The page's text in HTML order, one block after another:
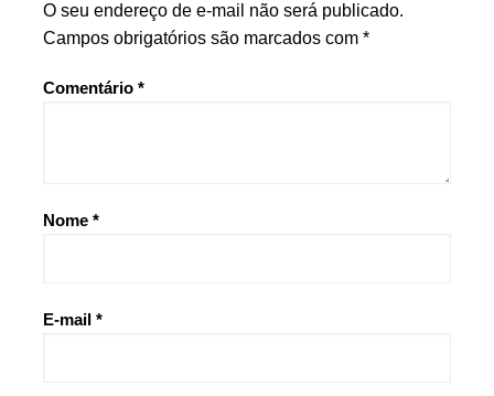
O seu endereço de e-mail não será publicado.
Campos obrigatórios são marcados com *
Comentário *
Nome *
E-mail *